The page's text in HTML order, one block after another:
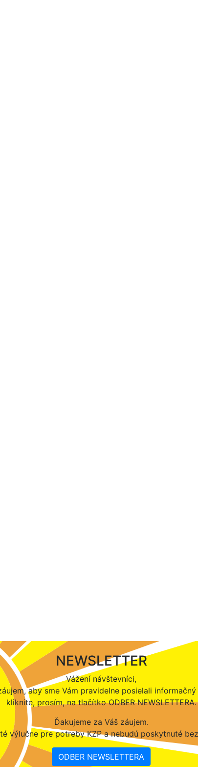
NEWSLETTER
Vážení návštevníci,
aby sme Vám pravidelne posielali
kliknite, prosím, na tlačítko ODBER NEWSLETTERA.
Ďakujeme za Váš záujem.
výlučne pre potreby KZP a nebudú poskytnuté
ODBER NEWSLETTERA